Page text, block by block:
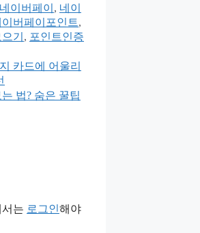
그
네이버페이 , 네이
이버페이포인트,
기 , 포인트인증
카드에 어울리
법? 숨은 꿀팁
는 로그인해야